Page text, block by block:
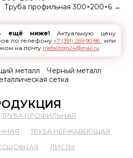
Труба профильная 300×200×6 →
ещё ниже! Актуальную цену
по телефону +7 (391) 269-90-86 , или
на почту metalltorg24@mail.ru
металл
Черный металл
сетка
ТРУБА ПРОФИЛЬНАЯ
ТРУБА НЕРЖАВЕЮЩАЯ
ЛИСТЫ